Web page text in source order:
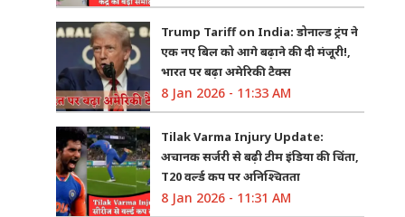
Trump Tariff on India: डोनाल्ड ट्रंप ने
एक नए बिल को आगे बढ़ाने की दी मंजूरी!,
भारत पर बढ़ा अमेरिकी टैक्स
8 Jan 2026 - 11:33 AM
Tilak Varma Injury Update:
अचानक सर्जरी से बढ़ी टीम इंडिया की चिंता,
T20 वर्ल्ड कप पर अनिश्चितता
8 Jan 2026 - 11:31 AM